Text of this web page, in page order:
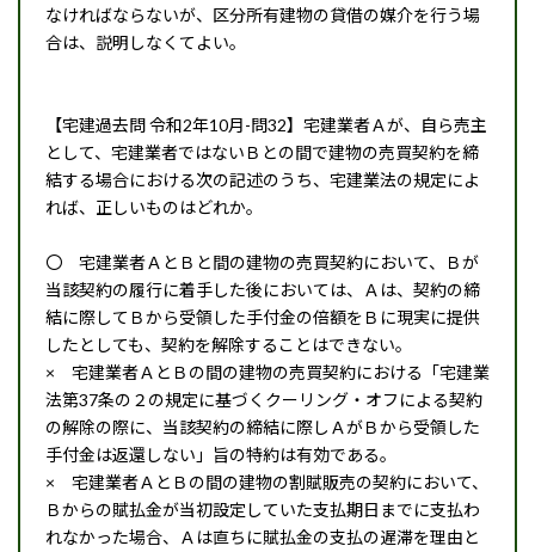
なければならないが、区分所有建物の貸借の媒介を行う場
合は、説明しなくてよい。
【宅建過去問 令和2年10月-問32】宅建業者Ａが、自ら売主
として、宅建業者ではないＢとの間で建物の売買契約を締
結する場合における次の記述のうち、宅建業法の規定によ
れば、正しいものはどれか。
〇 宅建業者ＡとＢと間の建物の売買契約において、Ｂが
当該契約の履行に着手した後においては、Ａは、契約の締
結に際してＢから受領した手付金の倍額をＢに現実に提供
したとしても、契約を解除することはできない。
× 宅建業者ＡとＢの間の建物の売買契約における「宅建業
法第37条の２の規定に基づくクーリング・オフによる契約
の解除の際に、当該契約の締結に際しＡがＢから受領した
手付金は返還しない」旨の特約は有効である。
× 宅建業者ＡとＢの間の建物の割賦販売の契約において、
Ｂからの賦払金が当初設定していた支払期日までに支払わ
れなかった場合、Ａは直ちに賦払金の支払の遅滞を理由と